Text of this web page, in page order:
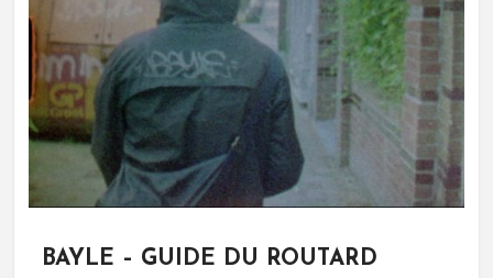
BAYLE – GUIDE DU ROUTARD